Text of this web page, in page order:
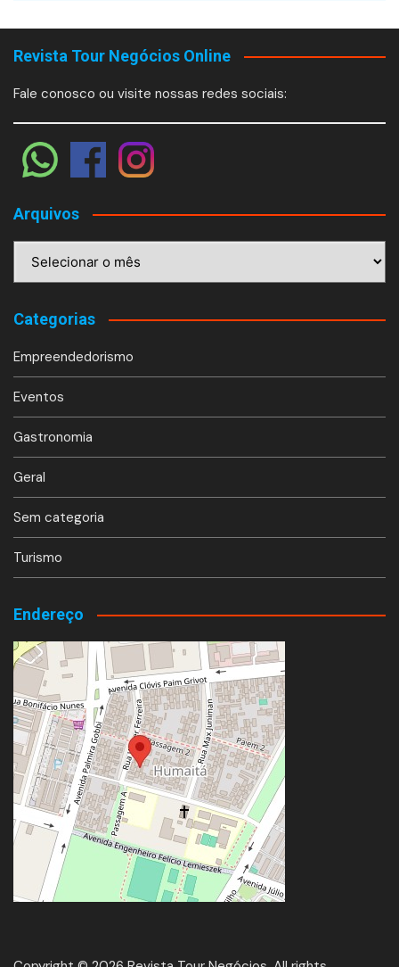
Revista Tour Negócios Online
Fale conosco ou visite nossas redes sociais:
Arquivos
Categorias
Empreendedorismo
Eventos
Gastronomia
Geral
Sem categoria
Turismo
Endereço